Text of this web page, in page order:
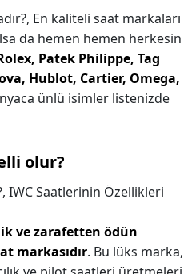
En kaliteli saat markaları
da hemen hemen herkesin
Patek Philippe, Tag
Hublot, Cartier, Omega,
ünlü isimler listenizde
olur?
IWC Saatlerinin Özellikleri
ve zarafetten ödün
markasıdır. Bu lüks marka,